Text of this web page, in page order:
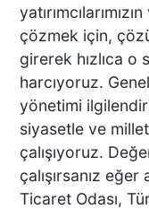
çözmek için,
girerek hızlıca o
harcıyoruz.
yönetimi
siyasetle ve
çalışıyoruz.
çalışırsanız
Ticaret Odası,